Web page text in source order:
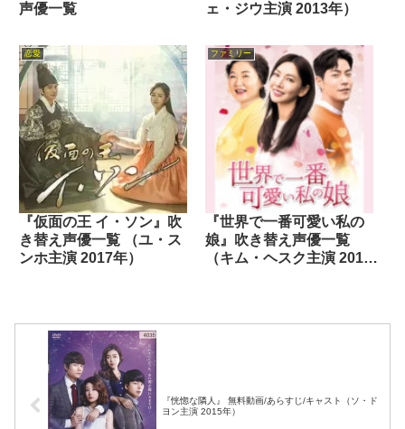
声優一覧
ェ・ジウ主演 2013年）
恋愛
『仮面の王 イ・ソン』吹
き替え声優一覧 （ユ・ス
ンホ主演 2017年）
ファミリー
『世界で一番可愛い私の
娘』吹き替え声優一覧
（キム・ヘスク主演 2019
『恍惚な隣人』 無料動画/あらすじ/キャスト（ソ・ド
ヨン主演 2015年）